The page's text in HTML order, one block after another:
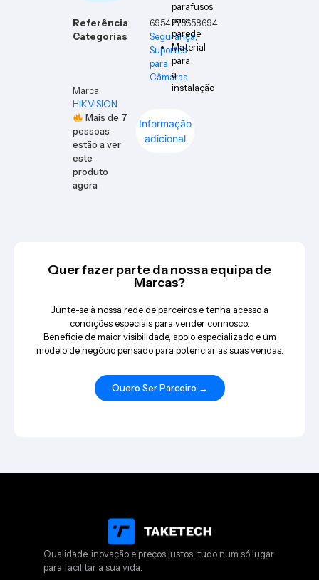
Referência
6954273658694
Categorias
Segurança,
Suportes
para
Câmaras
Marca:
HIKVISION
Mais de 7
pessoas
estão a ver
este
produto
agora
Informação
adicional
parafusos
para
parede
Material
para
a
instalação
Quer fazer parte da nossa equipa de
Marcas?
Junte-se à nossa rede de parceiros e tenha acesso a
condições especiais para vender connosco.
Beneficie de maior visibilidade, apoio especializado e um
modelo de negócio pensado para potenciar as suas vendas.
Quero Ser Parceiro →
Qualidade, inovação e preços justos, tudo num só lugar
para facilitar a sua vida.